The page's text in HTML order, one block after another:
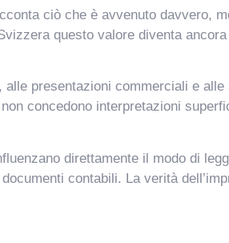
ciò che è avvenuto davvero,
questo valore diventa
presentazioni commerciali e alle
concedono interpretazioni
direttamente il modo di
contabili. La verità